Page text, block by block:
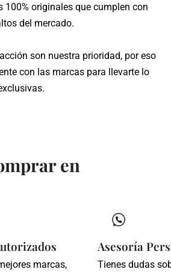
100% originales que cumplen con
del mercado.
son nuestra prioridad, por eso
con las marcas para llevarte lo
en
marcas,
Asesoría
Tienes dudas